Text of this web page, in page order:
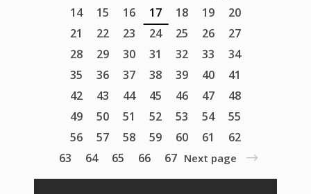
14
15 16 17 18 19
20
21
22 23 24 25 26
27
28
29 30 31 32 33
34
35
36 37 38 39 40
41
42
43 44 45 46 47
48
49
50 51 52 53 54
55
56
57 58 59 60 61
62
63
64 65 66 67 Next page